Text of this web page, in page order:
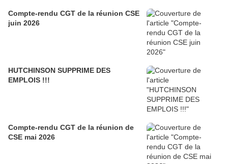
Compte-rendu CGT de la réunion CSE
juin 2026
HUTCHINSON SUPPRIME DES
EMPLOIS !!!
Compte-rendu CGT de la réunion de
CSE mai 2026